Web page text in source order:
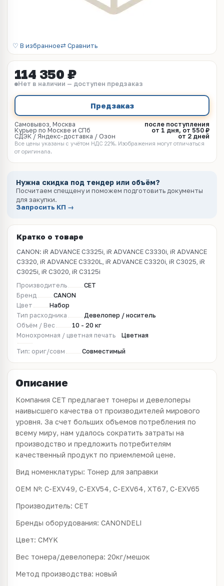
♡ В избранное⇄ Сравнить
114 350 ₽
Нет в наличии — доступен предзаказ
Предзаказ
Самовывоз, Москва
после поступления
Курьер по Москве и СПб
от 1 дня, от 550 ₽
СДЭК / Яндекс-доставка / Озон
от 2 дней
Все цены указаны с учётом НДС 22%. Изображения могут отличаться
от оригинала.
Нужна скидка под тендер или объём?
Посчитаем спеццену и поможем подготовить документы
для закупки.
Запросить КП →
Кратко о товаре
CANON: iR ADVANCE C3325i, iR ADVANCE C3330i, iR ADVANCE
C3320, iR ADVANCE C3320L, iR ADVANCE C3320i, iR C3025, iR
C3025i, iR C3020, iR C3125i
Производитель
CET
Бренд
CANON
Цвет
Набор
Тип расходника
Девелопер / носитель
Объём / Вес
10 - 20 кг
Монохромная / цветная печать
Цветная
Тип: ориг/совм Совместимый
Описание
Компания CET предлагает тонеры и девелоперы
наивысшего качества от производителей мирового
уровня. За счет больших объемов потребления по
всему миру, нам удалось сократить затраты на
производство и предложить потребителям
качественный продукт по приемлемой цене.
Вид номенклатуры: Тонер для заправки
OEM №: C-EXV49, C-EXV54, C-EXV64, XT67, C-EXV65
Производитель: CET
Бренды оборудования: CANONDELI
Цвет: CMYK
Вес тонера/девелопера: 20кг/мешок
Метод производства: новый